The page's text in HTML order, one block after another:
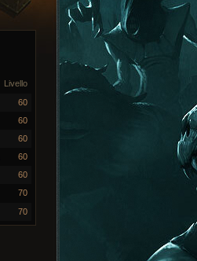
Livello
60
60
60
60
60
70
70